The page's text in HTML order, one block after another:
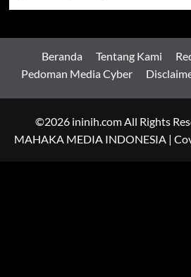
Beranda Tentang Kami
Pedoman Media Cyber
©2026 ininih.com All Rights
MAHAKA MEDIA INDONESIA |